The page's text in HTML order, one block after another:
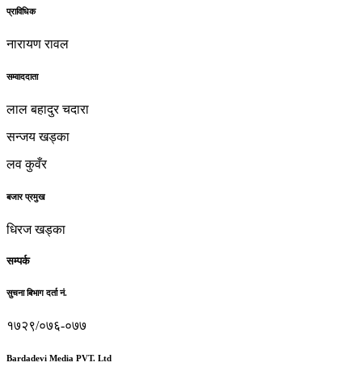
प्राविधिक
नारायण रावल
सम्वाददाता
लाल बहादुर चदारा
सन्जय खड्का
लव कुवँर
बजार प्रमुख
धिरज खड्का
सम्पर्क
सुचना बिभाग दर्ता नं.
१७२९/०७६-०७७
Bardadevi Media PVT. Ltd